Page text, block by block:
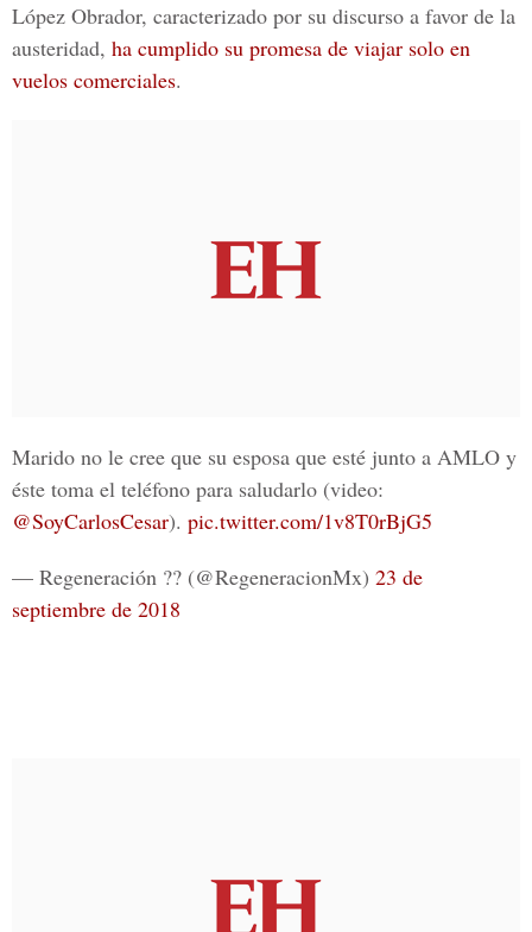
López Obrador, caracterizado por su discurso a favor de la
austeridad, ha cumplido su promesa de viajar solo en
vuelos comerciales.
Marido no le cree que su esposa que esté junto a AMLO y
éste toma el teléfono para saludarlo (video:
@SoyCarlosCesar). pic.twitter.com/1v8T0rBjG5
— Regeneración ?? (@RegeneracionMx) 23 de
septiembre de 2018